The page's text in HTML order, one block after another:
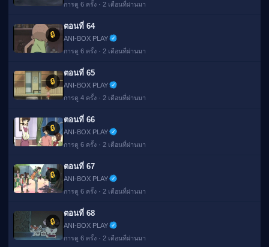
การดู 6 ครั้ง · 2 เดือนที่ผ่านมา
🔒
ตอนที่ 64
ANI-BOX PLAY
การดู 6 ครั้ง · 2 เดือนที่ผ่านมา
🔒
ตอนที่ 65
ANI-BOX PLAY
การดู 4 ครั้ง · 2 เดือนที่ผ่านมา
🔒
ตอนที่ 66
ANI-BOX PLAY
การดู 6 ครั้ง · 2 เดือนที่ผ่านมา
🔒
ตอนที่ 67
ANI-BOX PLAY
การดู 6 ครั้ง · 2 เดือนที่ผ่านมา
🔒
ตอนที่ 68
ANI-BOX PLAY
การดู 6 ครั้ง · 2 เดือนที่ผ่านมา